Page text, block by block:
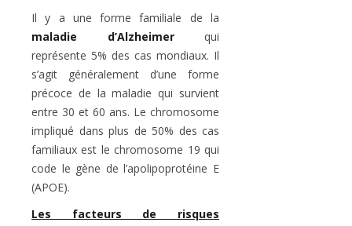
Il y a une forme familiale de la
maladie d’Alzheimerqui
représente 5% des cas mondiaux. Il
s’agit généralement d’une forme
précoce de la maladie qui survient
entre 30 et 60 ans. Le chromosome
impliqué dans plus de 50% des cas
familiaux est le chromosome 19 qui
code le gène de l’apolipoprotéine E
(APOE).
Les facteurs de risques